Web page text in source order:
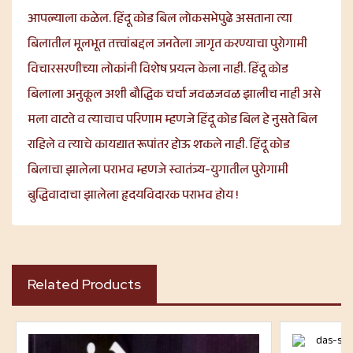
आपल्याला कळेल. हिंदू कोड बिल लोकसभेपुढे असताना त्या
बिलातील मूलभूत तत्त्वांबद्दल जनतेला जागृत करण्याचा पुरोगामी
विचारसरणीच्या लोकांनी विशेष प्रयत्न केला नाही. हिंदू कोड
बिलाला अनुकूल अशी बौद्धिक चर्चा जवळजवळ झालीच नाही असे
मला वाटते व त्याचाच परिणाम म्हणजे हिंदू कोड बिल हे नुसते बिल
राहिले व त्याचे कायद्यात रूपांतर होऊ शकले नाही. हिंदू कोड
बिलाचा झालेला पराभव म्हणजे स्वातंत्र्य-युगातील पुरोगामी
बुद्धिवादाचा झालेला हृदयविदारक पराभव होय !
Related Products